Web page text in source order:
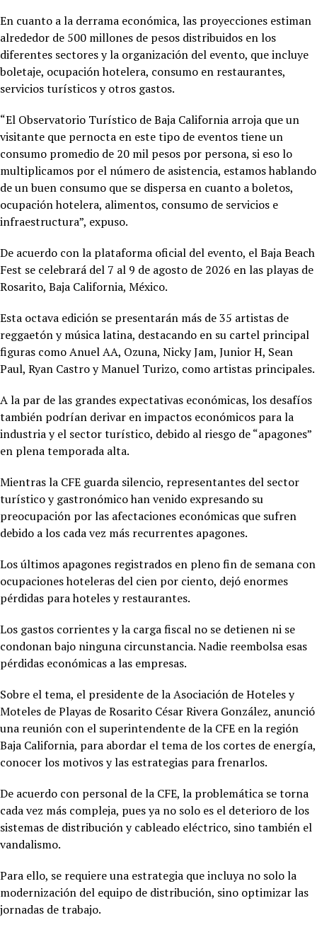
En cuanto a la derrama económica, las proyecciones estiman
alrededor de 500 millones de pesos distribuidos en los
diferentes sectores y la organización del evento, que incluye
boletaje, ocupación hotelera, consumo en restaurantes,
servicios turísticos y otros gastos.
“El Observatorio Turístico de Baja California arroja que un
visitante que pernocta en este tipo de eventos tiene un
consumo promedio de 20 mil pesos por persona, si eso lo
multiplicamos por el número de asistencia, estamos hablando
de un buen consumo que se dispersa en cuanto a boletos,
ocupación hotelera, alimentos, consumo de servicios e
infraestructura”, expuso.
De acuerdo con la plataforma oficial del evento, el Baja Beach
Fest se celebrará del 7 al 9 de agosto de 2026 en las playas de
Rosarito, Baja California, México.
Esta octava edición se presentarán más de 35 artistas de
reggaetón y música latina, destacando en su cartel principal
figuras como Anuel AA, Ozuna, Nicky Jam, Junior H, Sean
Paul, Ryan Castro y Manuel Turizo, como artistas principales.
A la par de las grandes expectativas económicas, los desafíos
también podrían derivar en impactos económicos para la
industria y el sector turístico, debido al riesgo de “apagones”
en plena temporada alta.
Mientras la CFE guarda silencio, representantes del sector
turístico y gastronómico han venido expresando su
preocupación por las afectaciones económicas que sufren
debido a los cada vez más recurrentes apagones.
Los últimos apagones registrados en pleno fin de semana con
ocupaciones hoteleras del cien por ciento, dejó enormes
pérdidas para hoteles y restaurantes.
Los gastos corrientes y la carga fiscal no se detienen ni se
condonan bajo ninguna circunstancia. Nadie reembolsa esas
pérdidas económicas a las empresas.
Sobre el tema, el presidente de la Asociación de Hoteles y
Moteles de Playas de Rosarito César Rivera González, anunció
una reunión con el superintendente de la CFE en la región
Baja California, para abordar el tema de los cortes de energía,
conocer los motivos y las estrategias para frenarlos.
De acuerdo con personal de la CFE, la problemática se torna
cada vez más compleja, pues ya no solo es el deterioro de los
sistemas de distribución y cableado eléctrico, sino también el
vandalismo.
Para ello, se requiere una estrategia que incluya no solo la
modernización del equipo de distribución, sino optimizar las
jornadas de trabajo.